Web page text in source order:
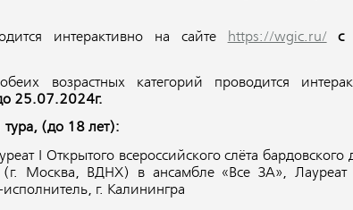
интерактивно на сайте https://wgic.ru/
с
возрастных категорий проводится
25.07.2024г.
тура, (до 18 лет):
I Открытого всероссийского слёта бардовского
Москва, ВДНХ) в ансамбле «Все ЗА», Лауреат
г. Калинингра